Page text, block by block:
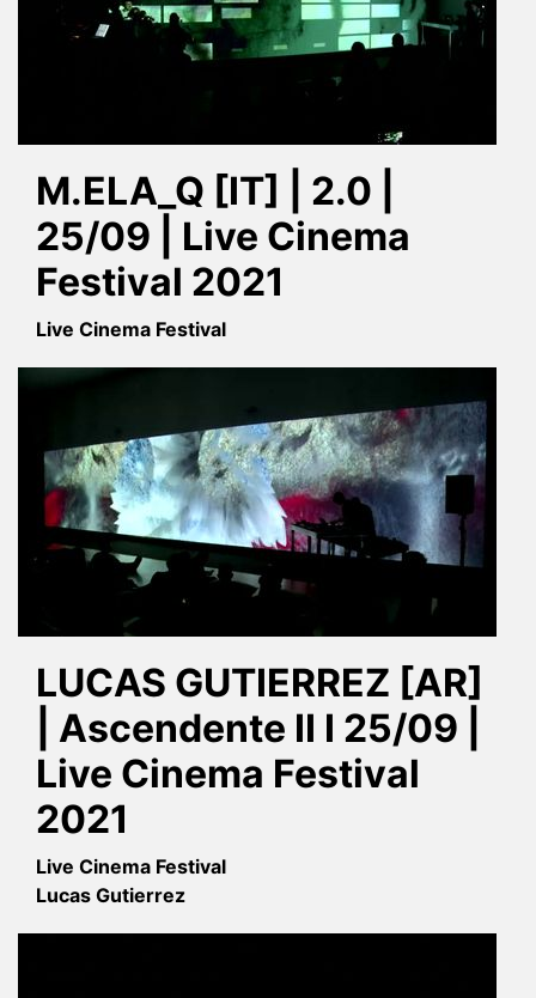
M.ELA_Q [IT] | 2.0 |
25/09 | Live Cinema
Festival 2021
Live Cinema Festival
LUCAS GUTIERREZ [AR]
| Ascendente II I 25/09 |
Live Cinema Festival
2021
Live Cinema Festival
Lucas Gutierrez